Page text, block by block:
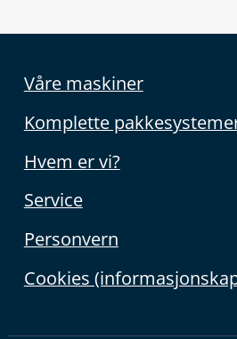
Våre maskiner
Komplette
Hvem er vi?
Service
Personvern
Cookies